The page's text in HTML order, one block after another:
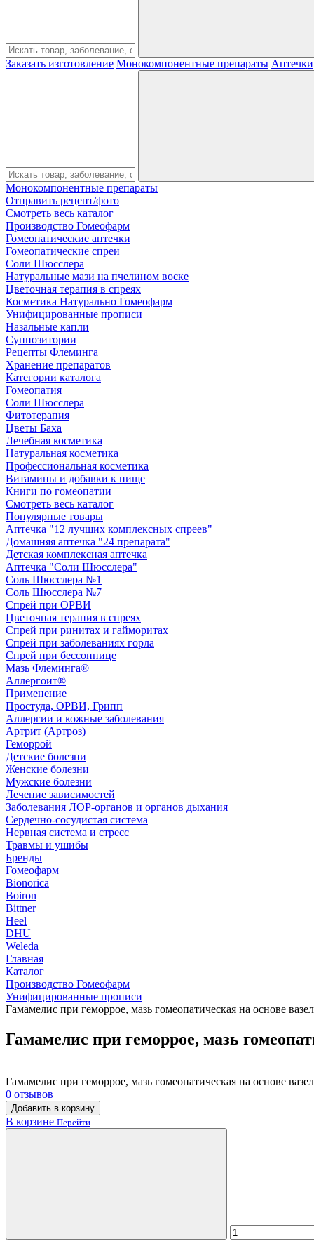
Заказать изготовление Монокомпонентные препараты Аптечки
Монокомпонентные препараты
Отправить рецепт/фото
Смотреть весь каталог
Производство Гомеофарм
Гомеопатические аптечки
Гомеопатические спреи
Соли Шюсслера
Натуральные мази на пчелином воске
Цветочная терапия в спреях
Косметика Натурально Гомеофарм
Унифицированные прописи
Назальные капли
Суппозитории
Рецепты Флеминга
Хранение препаратов
Категории каталога
Гомеопатия
Соли Шюсслера
Фитотерапия
Цветы Баха
Лечебная косметика
Натуральная косметика
Профессиональная косметика
Витамины и добавки к пище
Книги по гомеопатии
Смотреть весь каталог
Популярные товары
Аптечка "12 лучших комплексных спреев"
Домашняя аптечка "24 препарата"
Детская комплексная аптечка
Аптечка "Соли Шюсслера"
Соль Шюсслера №1
Соль Шюсслера №7
Спрей при ОРВИ
Цветочная терапия в спреях
Спрей при ринитах и гайморитах
Спрей при заболеваниях горла
Спрей при бессоннице
Мазь Флеминга®
Аллергоит®
Применение
Простуда, ОРВИ, Грипп
Аллергии и кожные заболевания
Артрит (Артроз)
Геморрой
Детские болезни
Женские болезни
Мужские болезни
Лечение зависимостей
Заболевания ЛОР-органов и органов дыхания
Сердечно-сосудистая система
Нервная система и стресс
Травмы и ушибы
Бренды
Гомеофарм
Bionorica
Boiron
Bittner
Heel
DHU
Weleda
Главная
Каталог
Производство Гомеофарм
Унифицированные прописи
Гамамелис при геморрое, мазь гомеопатическая на основе
Гамамелис при геморрое, мазь
Гамамелис при геморрое, мазь гомеопатическая на основе
0 отзывов
Добавить в корзину
В корзине Перейти